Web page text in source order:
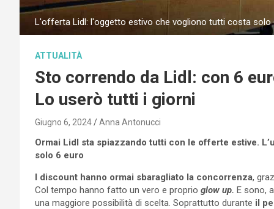
L'offerta Lidl: l'oggetto estivo che vogliono tutti costa solo
ATTUALITÀ
Sto correndo da Lidl: con 6
Lo userò tutti i giorni
Giugno 6, 2024 Anna Antonucci
Ormai Lidl sta spiazzando tutti con le offerte estive.
solo 6 euro
I discount hanno ormai sbaragliato la concorrenza,
Col tempo hanno fatto un vero e proprio glow up. E sono,
una maggiore possibilità di scelta. Soprattutto durante il